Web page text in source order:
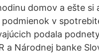
domov a ešte si
podmienok v
podala
a Národnej banke